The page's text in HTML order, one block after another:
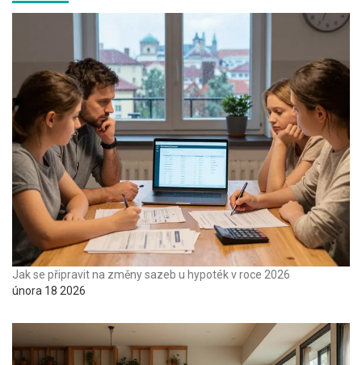
Jak se připravit na změny sazeb u hypoték v roce 2026
února 18 2026